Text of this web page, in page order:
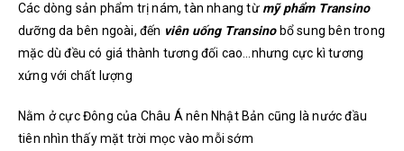
Các dòng sản phẩm trị nám, tàn nhang từ mỹ phẩm Transino
dưỡng da bên ngoài, đến viên uống Transinobổ sung bên trong
mặc dù đều có giá thành tương đối cao… nhưng cực kì tương
xứng với chất lượng
Nằm ở cực Đông của Châu Á nên Nhật Bản cũng là nước đầu
tiên nhìn thấy mặt trời mọc vào mỗi sớm